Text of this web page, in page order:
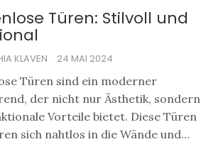
Türen: Stilvoll und
KLAVEN 24 MAI 2024
Türen sind ein moderner
der nicht nur Ästhetik, sondern
Vorteile bietet. Diese Türen
sich nahtlos in die Wände und